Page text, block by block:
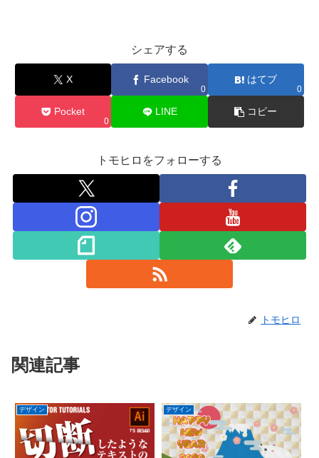
シェアする
X Facebook
0
はてブ
0
Pocket
0
LINE コピー
トモヒロをフォローする
トモヒロ
関連記事
デザイン デザイン